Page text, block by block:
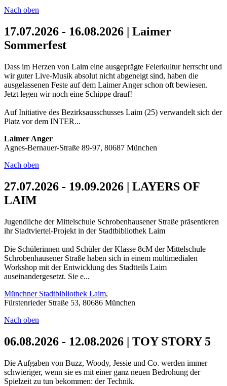
Nach oben
17.07.2026 - 16.08.2026 | Laimer
Sommerfest
Dass im Herzen von Laim eine ausgeprägte Feierkultur herrscht und
wir guter Live-Musik absolut nicht abgeneigt sind, haben die
ausgelassenen Feste auf dem Laimer Anger schon oft bewiesen.
Jetzt legen wir noch eine Schippe drauf!
Auf Initiative des Bezirksausschusses Laim (25) verwandelt sich der
Platz vor dem INTER...
Laimer Anger
Agnes-Bernauer-Straße 89-97, 80687 München
Nach oben
27.07.2026 - 19.09.2026 | LAYERS OF
LAIM
Jugendliche der Mittelschule Schrobenhausener Straße präsentieren
ihr Stadtviertel-Projekt in der Stadtbibliothek Laim
Die Schülerinnen und Schüler der Klasse 8cM der Mittelschule
Schrobenhausener Straße haben sich in einem multimedialen
Workshop mit der Entwicklung des Stadtteils Laim
auseinandergesetzt. Sie e...
Münchner Stadtbibliothek Laim,
Fürstenrieder Straße 53, 80686 München
Nach oben
06.08.2026 - 12.08.2026 | TOY STORY 5
Die Aufgaben von Buzz, Woody, Jessie und Co. werden immer
schwieriger, wenn sie es mit einer ganz neuen Bedrohung der
Spielzeit zu tun bekommen: der Technik.